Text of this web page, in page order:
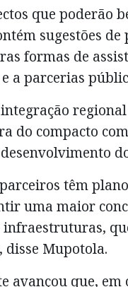
que poderão
sugestões
formas de
a parcerias
do compacto
têm
uma maior
infraestruturas,
disse Mupotola.
avançou que,